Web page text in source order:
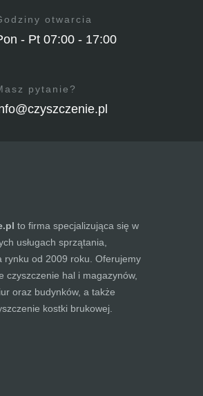
otwarcia
- Pt 07:00 - 17:00
pytanie?
to firma specjalizująca się w
usługach sprzątania,
rynku od 2009 roku. Oferujemy
czyszczenie hal i magazynów,
oraz budynków, a także
kostki brukowej.